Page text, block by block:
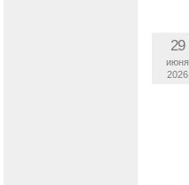
29
июня
2026